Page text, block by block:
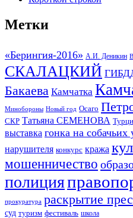
Метки
«Берингия-2016» А.И. Деникин
СКАЛАЦКИЙ
Бакаева Камчатка
Минобороны Новый год Осаго
СКР Татьяна СЕМЕНОВА
выставка гонка на собачьих
нарушителя конкурс кража
мошенничество
полиция
прокуратура раскрытие
суд туризм фестиваль школа